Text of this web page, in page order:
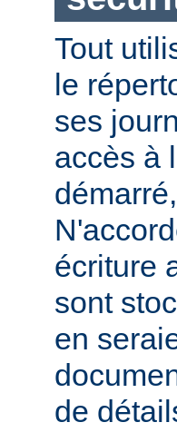
Tout
le
ses
accès à
écriture
sont
en
de